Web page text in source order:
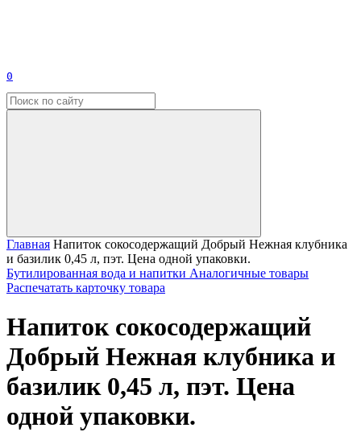
0
Главная Напиток сокосодержащий Добрый Нежная клубника
и базилик 0,45 л, пэт. Цена одной упаковки.
Бутилированная вода и напитки Аналогичные товары
Распечатать карточку товара
Напиток сокосодержащий
Добрый Нежная клубника и
базилик 0,45 л, пэт. Цена
одной упаковки.